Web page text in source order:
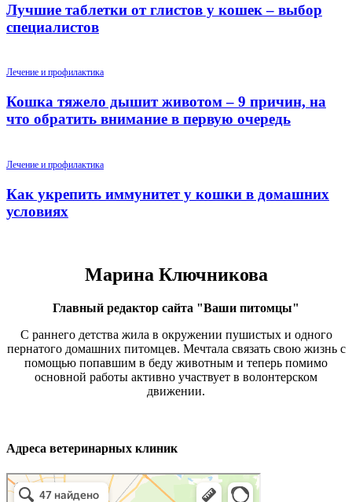
Лучшие таблетки от глистов у кошек – выбор
специалистов
Лечение и профилактика
Кошка тяжело дышит животом – 9 причин, на
что обратить внимание в первую очередь
Лечение и профилактика
Как укрепить иммунитет у кошки в домашних
условиях
Марина Ключникова
Главный редактор сайта "Ваши питомцы"
С раннего детства жила в окружении пушистых и одного
пернатого домашних питомцев. Мечтала связать свою жизнь с
помощью попавшим в беду животным и теперь помимо
основной работы активно участвует в волонтерском
движении.
Адреса ветеринарных клиник